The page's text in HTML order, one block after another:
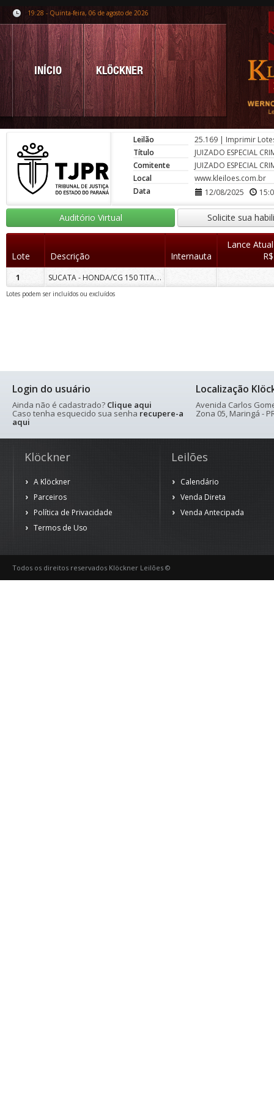
19:28 - Quinta-feira, 06 de agosto de 2026
INÍCIO KLÖCKNER
Leilão 25.169 | Imprimir
Título
JUIZADO ESPECIAL
Comitente
JUIZADO ESPECIAL
Local
www.kleiloes.com.br
Data
12/08/2025
Auditório Virtual Solicite sua
Lote Descrição Internauta
Lance Atual
R$
1 SUCATA - HONDA/CG 150 TITAN KS
Lotes podem ser incluídos ou excluídos
Login do usuário
Ainda não é cadastrado? Clique aqui
Caso tenha esquecido sua senha recupere-a
aqui
Localização
Avenida Carlos
Zona 05, Maringá -
Klöckner
A Klöckner
Parceiros
Política de Privacidade
Termos de Uso
Leilões
Calendário
Venda Direta
Venda Antecipada
Todos os direitos reservados Klöckner Leilões ©